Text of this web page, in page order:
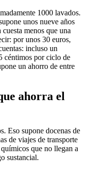
1000 lavados.
unos nueve años
menos que una
por unos 30 euros,
incluso un
céntimos por ciclo de
un ahorro de entre
ahorra el
Eso supone docenas de
de viajes de transporte
que no llegan a
sustancial.